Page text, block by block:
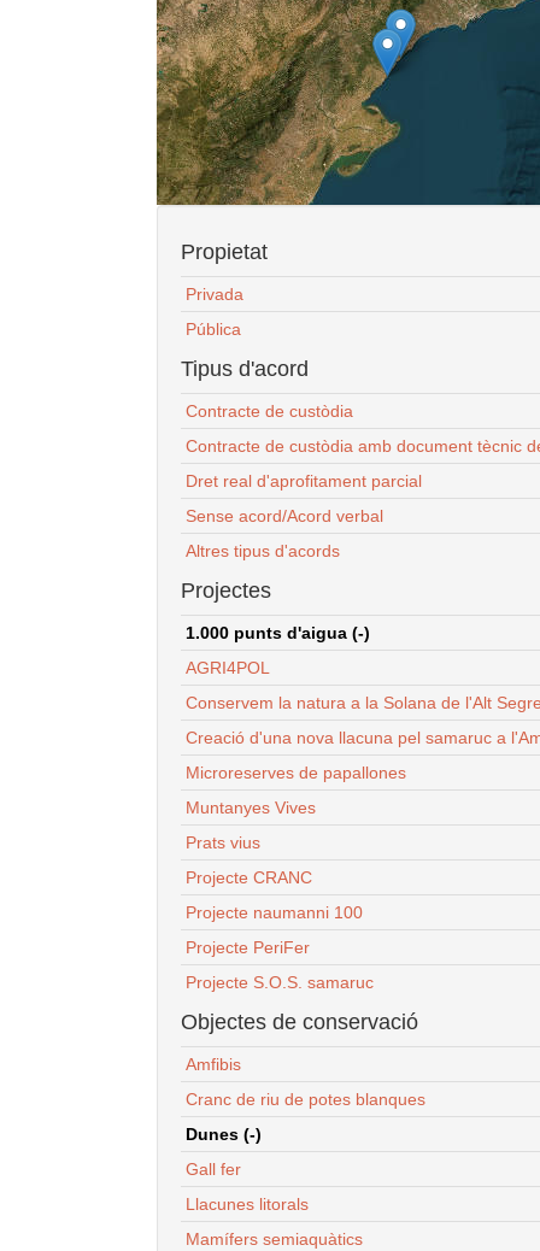
Propietat
Privada
Pública
Tipus d'acord
Contracte de custòdia
Contracte de custòdia amb document tècnic
Dret real d'aprofitament parcial
Sense acord/Acord verbal
Altres tipus d'acords
Projectes
1.000 punts d'aigua (-)
AGRI4POL
Conservem la natura a la Solana de l'Alt
Creació d'una nova llacuna pel samaruc a
Microreserves de papallones
Muntanyes Vives
Prats vius
Projecte CRANC
Projecte naumanni 100
Projecte PeriFer
Projecte S.O.S. samaruc
Objectes de conservació
Amfibis
Cranc de riu de potes blanques
Dunes (-)
Gall fer
Llacunes litorals
Mamífers semiaquàtics